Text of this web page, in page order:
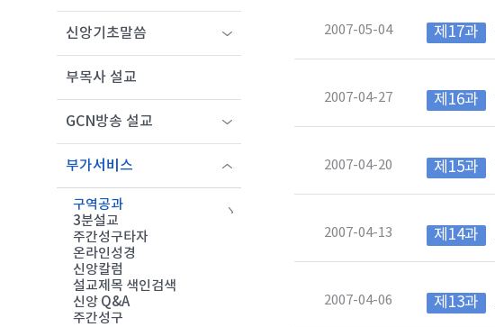
2007-05-04 제17과
2007-04-27 제16과
2007-04-20 제15과
2007-04-13 제14과
2007-04-06 제13과
신앙기초말씀
부목사 설교
GCN방송 설교
부가서비스
구역공과
3분설교
주간성구타자
온라인성경
신앙칼럼
설교제목 색인검색
신앙 Q&A
주간성구